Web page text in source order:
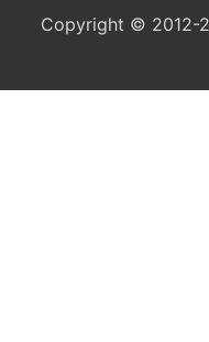
Copyright © 2012-